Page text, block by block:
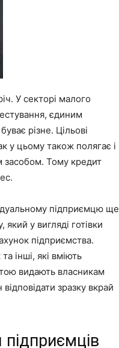
У секторі малого
єдиним
різне. Цільові
у цьому також полягає і
засобом. Тому кредит
підприємцю ще
у вигляді готівки
підприємства.
інші, які вміють
видають власникам
зразку вкрай